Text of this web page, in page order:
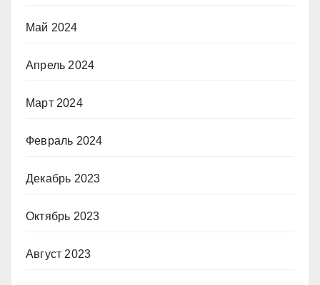
Май 2024
Апрель 2024
Март 2024
Февраль 2024
Декабрь 2023
Октябрь 2023
Август 2023